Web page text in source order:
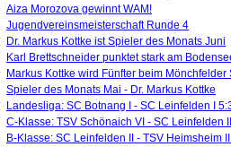
Aiza Morozova gewinnt WAM!
Jugendvereinsmeisterschaft Runde 4
Dr. Markus Kottke ist Spieler des Monats Juni
Karl Brettschneider punktet stark am
Markus Kottke wird Fünfter beim
Spieler des Monats Mai - Dr. Markus Kottke
Landesliga: SC Botnang I - SC Leinfelden I
C-Klasse: TSV Schönaich VI - SC Leinfelden
B-Klasse: SC Leinfelden II - TSV Heimsheim